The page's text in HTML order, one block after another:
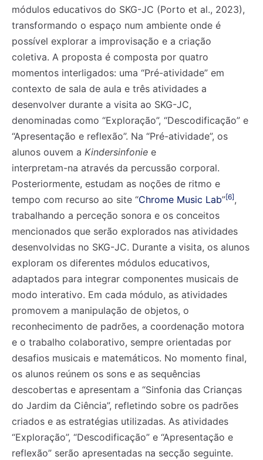
módulos educativos do SKG-JC (Porto et al., 2023),
transformando o espaço num ambiente onde é
possível explorar a improvisação e a criação
coletiva. A proposta é composta por quatro
momentos interligados: uma “Pré-atividade” em
contexto de sala de aula e três atividades a
desenvolver durante a visita ao SKG-JC,
denominadas como “Exploração”, “Descodificação” e
“Apresentação e reflexão”. Na “Pré-atividade”, os
alunos ouvem a Kindersinfonie e
interpretam-na através da percussão corporal.
Posteriormente, estudam as noções de ritmo e
tempo com recurso ao site “Chrome Music Lab”[6],
trabalhando a perceção sonora e os conceitos
mencionados que serão explorados nas atividades
desenvolvidas no SKG-JC. Durante a visita, os alunos
exploram os diferentes módulos educativos,
adaptados para integrar componentes musicais de
modo interativo. Em cada módulo, as atividades
promovem a manipulação de objetos, o
reconhecimento de padrões, a coordenação motora
e o trabalho colaborativo, sempre orientadas por
desafios musicais e matemáticos. No momento final,
os alunos reúnem os sons e as sequências
descobertas e apresentam a “Sinfonia das Crianças
do Jardim da Ciência”, refletindo sobre os padrões
criados e as estratégias utilizadas. As atividades
“Exploração”, “Descodificação” e “Apresentação e
reflexão” serão apresentadas na secção seguinte.